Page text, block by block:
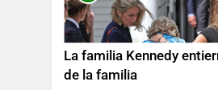
La familia Kennedy
de la familia